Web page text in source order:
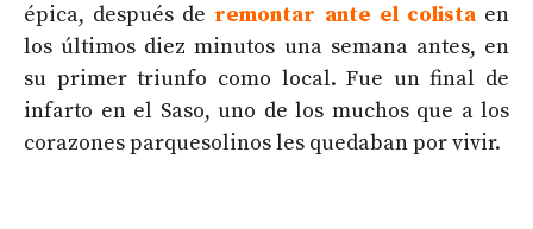
épica, después de remontar ante el colistaen
los últimos diez minutos una semana antes, en
su primer triunfo como local. Fue un final de
infarto en el Saso, uno de los muchos que a los
corazones parquesolinos les quedaban por vivir.